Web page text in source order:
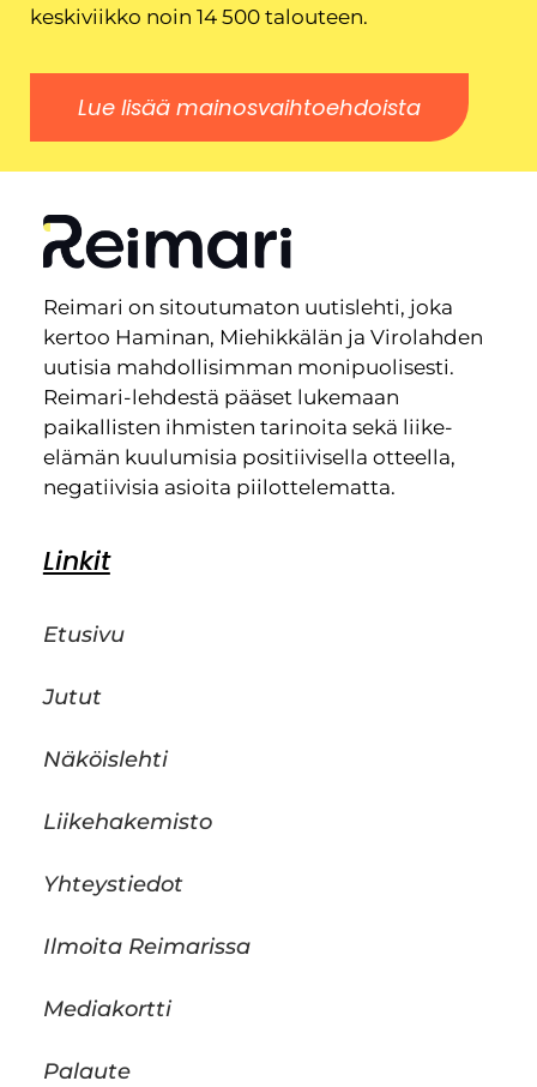
keskiviikko noin 14 500 talouteen.
Lue lisää mainosvaihtoehdoista
Reimari on sitoutumaton uutislehti, joka
kertoo Haminan, Miehikkälän ja Virolahden
uutisia mahdollisimman monipuolisesti.
Reimari-lehdestä pääset lukemaan
paikallisten ihmisten tarinoita sekä liike-
elämän kuulumisia positiivisella otteella,
negatiivisia asioita piilottelematta.
Linkit
Etusivu
Jutut
Näköislehti
Liikehakemisto
Yhteystiedot
Ilmoita Reimarissa
Mediakortti
Palaute